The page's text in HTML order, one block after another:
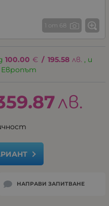
1 от 68
100.00 € / 195.58 лв. , и
Европът
лв.
НАПРАВИ ЗАПИТВАНЕ